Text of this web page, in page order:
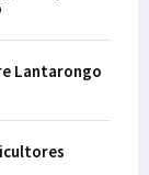
Lantarongo